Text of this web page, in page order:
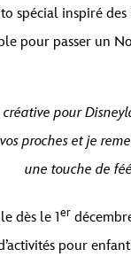
inspiré des
pour passer un
pour
proches et je
une touche de
dès le 1er
pour